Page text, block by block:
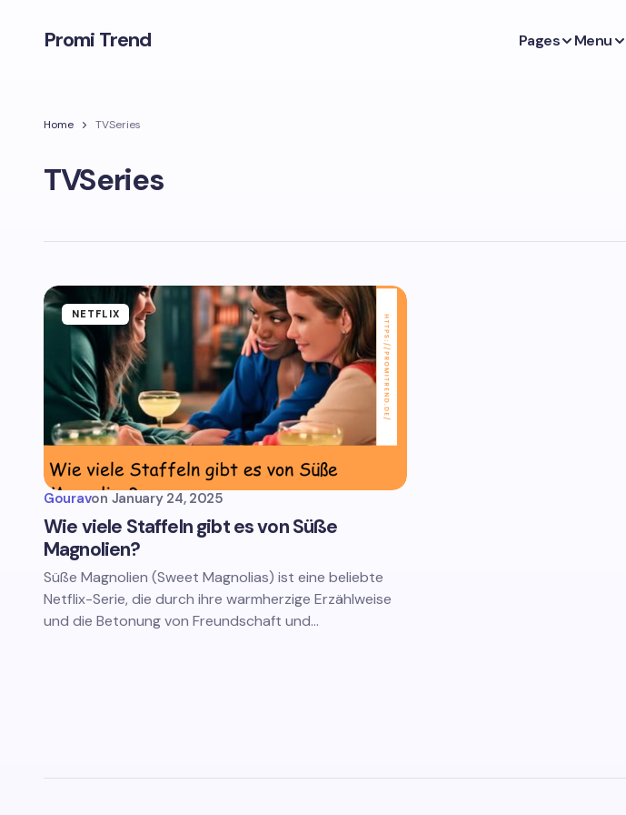
Promi Trend Pages Menu
Home TVSeries
TVSeries
NETFLIX
Gouravon January 24, 2025
Wie viele Staffeln gibt es von Süße
Magnolien?
Süße Magnolien (Sweet Magnolias) ist eine beliebte
Netflix-Serie, die durch ihre warmherzige Erzählweise
und die Betonung von Freundschaft und…